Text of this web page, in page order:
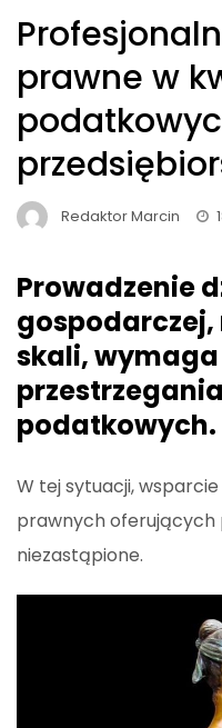
prawne w
Redaktor Marcin
Prowadzenie
gospodarczej,
skali, wymaga
podatkowych.
W tej sytuacji,
prawnych oferujących
niezastąpione.